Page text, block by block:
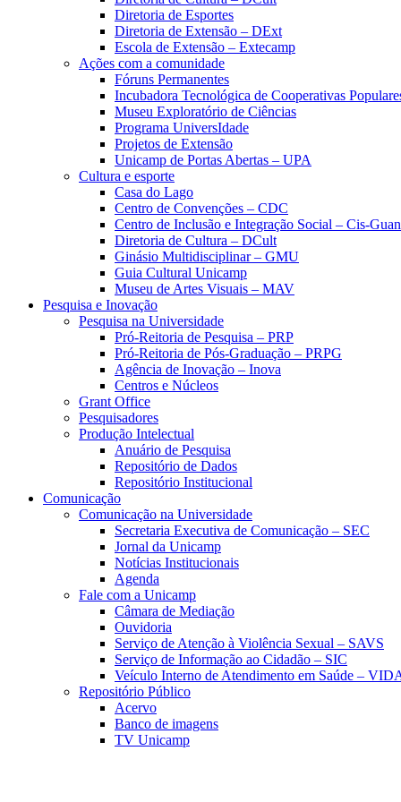
Diretoria de Esportes
Diretoria de Extensão – DExt
Escola de Extensão – Extecamp
Ações com a comunidade
Fóruns Permanentes
Incubadora Tecnológica de Cooperativas
Museu Exploratório de Ciências
Programa UniversIdade
Projetos de Extensão
Unicamp de Portas Abertas – UPA
Cultura e esporte
Casa do Lago
Centro de Convenções – CDC
Centro de Inclusão e Integração Social – Cis-
Diretoria de Cultura – DCult
Ginásio Multidisciplinar – GMU
Guia Cultural Unicamp
Museu de Artes Visuais – MAV
Pesquisa e Inovação
Pesquisa na Universidade
Pró-Reitoria de Pesquisa – PRP
Pró-Reitoria de Pós-Graduação – PRPG
Agência de Inovação – Inova
Centros e Núcleos
Grant Office
Pesquisadores
Produção Intelectual
Anuário de Pesquisa
Repositório de Dados
Repositório Institucional
Comunicação
Comunicação na Universidade
Secretaria Executiva de Comunicação – SEC
Jornal da Unicamp
Notícias Institucionais
Agenda
Fale com a Unicamp
Câmara de Mediação
Ouvidoria
Serviço de Atenção à Violência Sexual – SAVS
Serviço de Informação ao Cidadão – SIC
Veículo Interno de Atendimento em Saúde –
Repositório Público
Acervo
Banco de imagens
TV Unicamp